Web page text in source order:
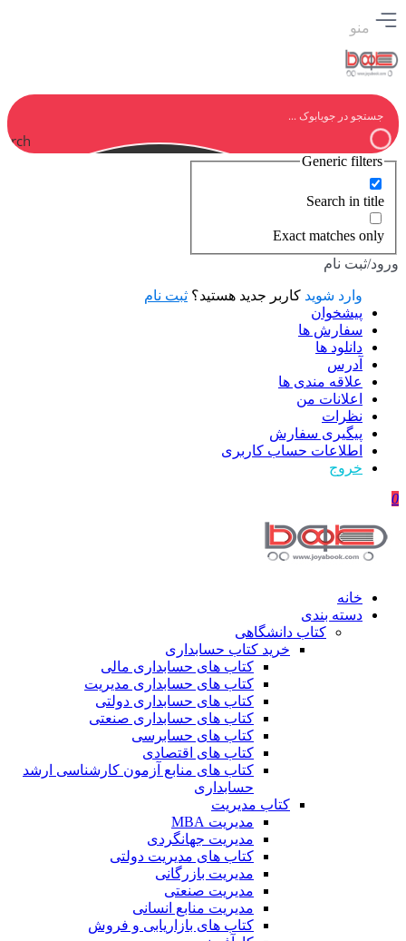
منو
Generic filters
Search in title
Exact matches only
ورود/ثبت نام
وارد شوید کاربر جدید هستید؟ ثبت نام
پیشخوان
سفارش ها
دانلود ها
آدرس
علاقه مندی ها
اعلانات من
نظرات
پیگیری سفارش
اطلاعات حساب كاربری
خروج
0
خانه
دسته بندی
کتاب دانشگاهی
خرید کتاب حسابداری
کتاب های حسابداری مالی
کتاب های حسابداری مدیریت
کتاب های حسابداری دولتی
کتاب های حسابداری صنعتی
کتاب های حسابرسی
کتاب های اقتصادی
کتاب های منابع آزمون کارشناسی ارشد
حسابداری
کتاب مدیریت
مدیریت MBA
مدیریت جهانگردی
کتاب های مدیریت دولتی
مدیریت بازرگانی
مدیریت صنعتی
مدیریت منابع انسانی
کتاب های بازاریابی و فروش